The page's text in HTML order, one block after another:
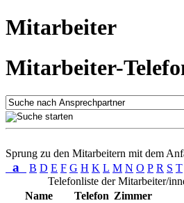
Mitarbeiter
Mitarbeiter-
Sprung zu den Mitarbeitern mit dem
a B D E F G H K L M N O P R S T
Telefonliste der Mitarbeiter/
Name
Telefon Zimmer